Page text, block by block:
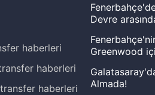
haberleri
haberleri
haberleri
Devre
Greenwood
Almada!